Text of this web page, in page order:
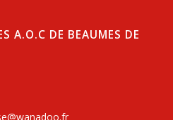
A.O.C DE BEAUMES DE